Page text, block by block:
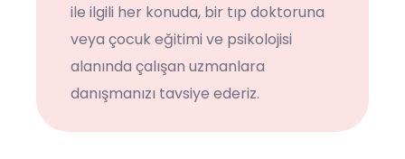
ile ilgili her konuda, bir tıp doktoruna
veya çocuk eğitimi ve psikolojisi
alanında çalışan uzmanlara
danışmanızı tavsiye ederiz.